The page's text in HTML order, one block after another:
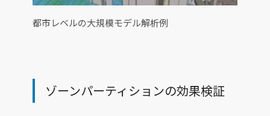
都市レベルの大規模モデル解析例
ゾーンパーティションの効果検証